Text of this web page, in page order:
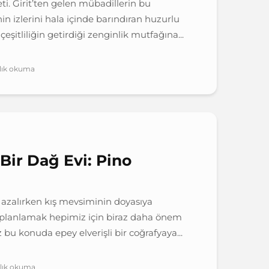
Girit’ten gelen mübadillerin bu
izlerini hala içinde barındıran huzurlu
getirdiği zenginlik mutfağına...
okuma
Dağ Evi: Pino
kış mevsiminin doyasıya
planlamak hepimiz için biraz daha önem
konuda epey elverişli bir coğrafyaya...
okuma